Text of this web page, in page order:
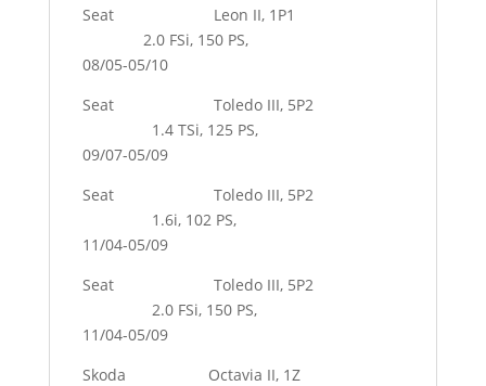
Seat Leon II, 1P1
2.0 FSi, 150 PS,
08/05-05/10
Seat Toledo III, 5P2
1.4 TSi, 125 PS,
09/07-05/09
Seat Toledo III, 5P2
1.6i, 102 PS,
11/04-05/09
Seat Toledo III, 5P2
2.0 FSi, 150 PS,
11/04-05/09
Skoda Octavia II, 1Z